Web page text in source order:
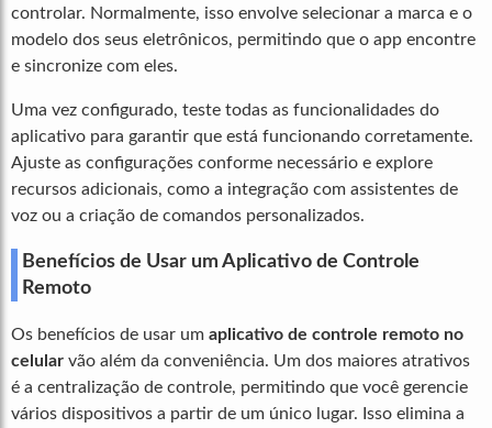
controlar. Normalmente, isso envolve selecionar a marca e o
modelo dos seus eletrônicos, permitindo que o app encontre
e sincronize com eles.
Uma vez configurado, teste todas as funcionalidades do
aplicativo para garantir que está funcionando corretamente.
Ajuste as configurações conforme necessário e explore
recursos adicionais, como a integração com assistentes de
voz ou a criação de comandos personalizados.
Benefícios de Usar um Aplicativo de Controle
Remoto
Os benefícios de usar um aplicativo de controle remoto no
celular vão além da conveniência. Um dos maiores atrativos
é a centralização de controle, permitindo que você gerencie
vários dispositivos a partir de um único lugar. Isso elimina a